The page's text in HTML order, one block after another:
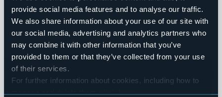
provide social media features and to analyse our traffic.
We also share information about your use of our site with
our social media, advertising and analytics partners who
may combine it with other information that you’ve
provided to them or that they’ve collected from your use
of their services.
For further information about cookies, including how to
manage and delete themclick here.
Bike
BIKE TOURING: Valle Cannobina. Cannobio - Cippo
Pantani
Località
Lago Maggiore